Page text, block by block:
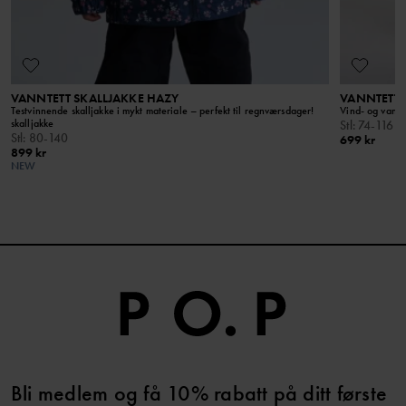
VANNTETT SKALLJAKKE HAZY
Testvinnende skalljakke i mykt materiale – perfekt til regnværsdager!
skalljakke
Stl : 80-140
899 kr
NEW
VANNTETT
Vind- og
Stl : 74-116
699 kr
Bli medlem og få 10% rabatt på ditt første